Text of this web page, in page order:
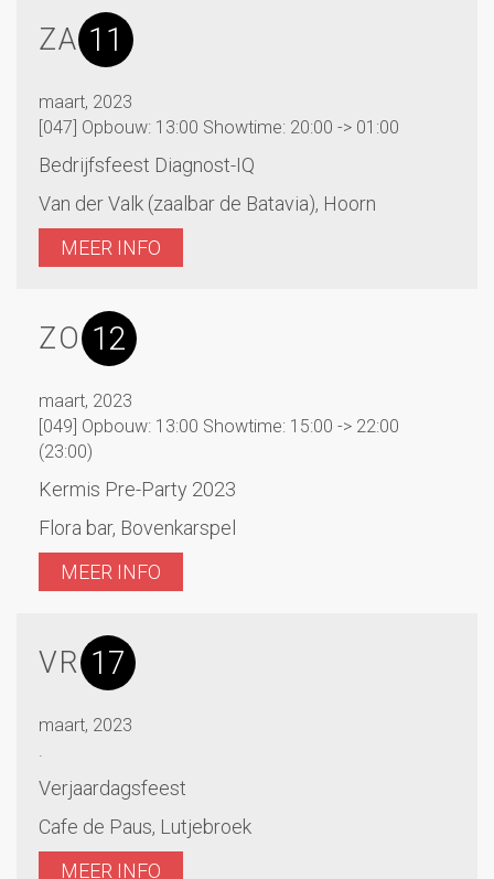
ZA 11
maart, 2023
[047] Opbouw: 13:00 Showtime: 20:00 -> 01:00
Bedrijfsfeest Diagnost-IQ
Van der Valk (zaalbar de Batavia), Hoorn
MEER INFO
ZO 12
maart, 2023
[049] Opbouw: 13:00 Showtime: 15:00 -> 22:00
(23:00)
Kermis Pre-Party 2023
Flora bar, Bovenkarspel
MEER INFO
VR 17
maart, 2023
.
Verjaardagsfeest
Cafe de Paus, Lutjebroek
MEER INFO